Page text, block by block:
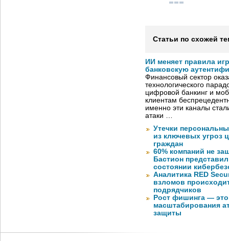
Статьи по схожей
ИИ меняет правила
банковскую
Финансовый сектор
технологического
цифровой банкинг и
клиентам
именно эти каналы
атаки …
Утечки
из ключевых угроз
граждан
60% компаний не
Бастион
состоянии
Аналитика RED
взломов
подрядчиков
Рост фишинга —
масштабирования
защиты